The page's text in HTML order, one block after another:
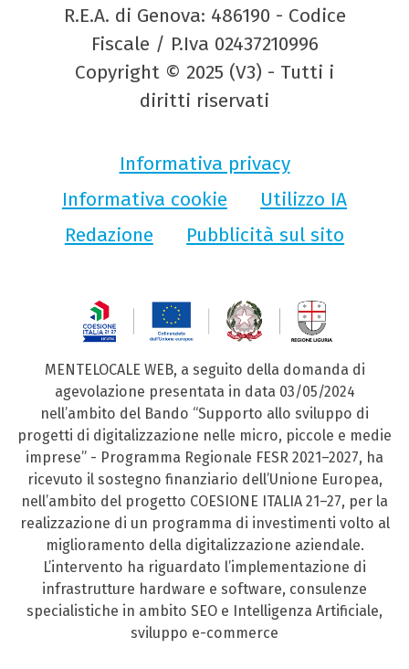
R.E.A. di Genova: 486190 - Codice
Fiscale / P.Iva 02437210996
Copyright © 2025 (V3) - Tutti i
diritti riservati
Informativa privacy
Informativa cookie
Utilizzo IA
Redazione
Pubblicità sul sito
MENTELOCALE WEB, a seguito della domanda di
agevolazione presentata in data 03/05/2024
nell’ambito del Bando “Supporto allo sviluppo di
progetti di digitalizzazione nelle micro, piccole e medie
imprese” - Programma Regionale FESR 2021–2027, ha
ricevuto il sostegno finanziario dell’Unione Europea,
nell’ambito del progetto COESIONE ITALIA 21–27, per la
realizzazione di un programma di investimenti volto al
miglioramento della digitalizzazione aziendale.
L’intervento ha riguardato l’implementazione di
infrastrutture hardware e software, consulenze
specialistiche in ambito SEO e Intelligenza Artificiale,
sviluppo e-commerce